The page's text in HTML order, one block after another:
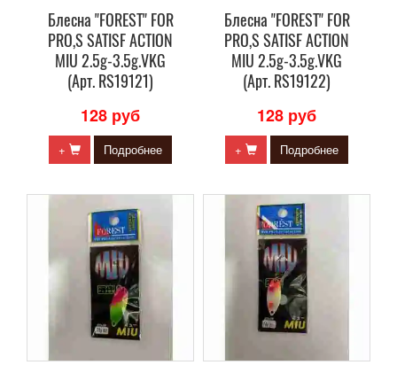
Блесна "FOREST" FOR
PRO,S SATISF ACTION
MIU 2.5g-3.5g.VKG
(Арт. RS19121)
128 руб
+ Подробнее
Блесна "FOREST" FOR
PRO,S SATISF ACTION
MIU 2.5g-3.5g.VKG
(Арт. RS19122)
128 руб
+ Подробнее